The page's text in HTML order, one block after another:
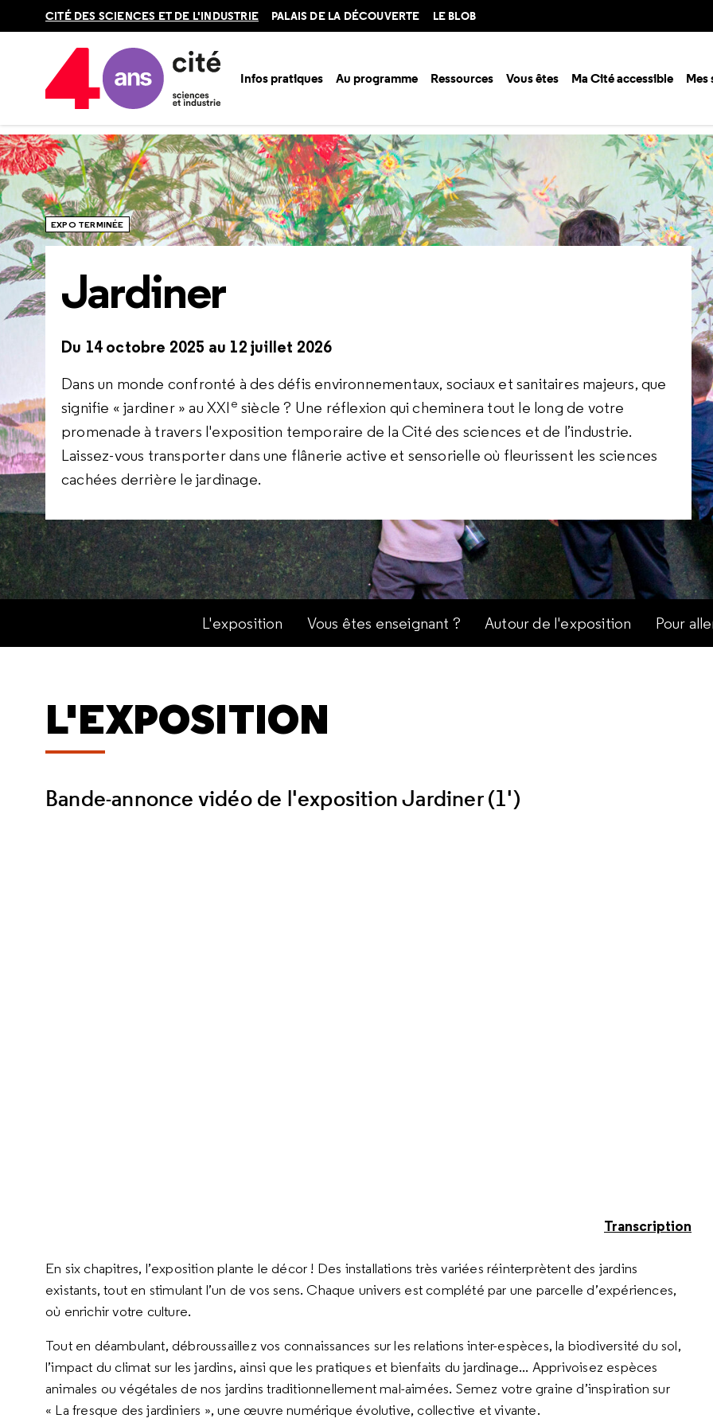
en
CITÉ DES SCIENCES ET DE L'INDUSTRIE PALAIS DE LA DÉCOUVERTE LE BLOB
Infos pratiques Au programme Ressources Vous êtes Ma Cité accessible Mes
Accueil Ressources
EXPO TERMINÉE
Jardiner
Du 14 octobre 2025 au 12 juillet 2026
Dans un monde confronté à des défis environnementaux, sociaux et sanitaires majeurs, que
signifie « jardiner » au XXI e siècle ? Une réflexion qui cheminera tout le long de votre
promenade à travers l'exposition temporaire de la Cité des sciences et de l’industrie.
Laissez-vous transporter dans une flânerie active et sensorielle où fleurissent les sciences
cachées derrière le jardinage.
L'exposition Vous êtes enseignant ? Autour de l'exposition Pour
L'EXPOSITION
Bande-annonce vidéo de l'exposition Jardiner (1')
Transcription
En six chapitres, l’exposition plante le décor ! Des installations très variées réinterprètent des jardins
existants, tout en stimulant l’un de vos sens. Chaque univers est complété par une parcelle d’expériences,
où enrichir votre culture.
Tout en déambulant, débroussaillez vos connaissances sur les relations inter-espèces, la biodiversité du sol,
l’impact du climat sur les jardins, ainsi que les pratiques et bienfaits du jardinage... Apprivoisez espèces
animales ou végétales de nos jardins traditionnellement mal-aimées. Semez votre graine d’inspiration sur
« La fresque des jardiniers », une œuvre numérique évolutive, collective et vivante.